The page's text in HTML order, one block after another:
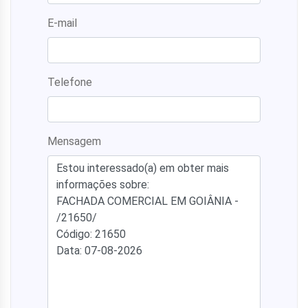
E-mail
Telefone
Mensagem